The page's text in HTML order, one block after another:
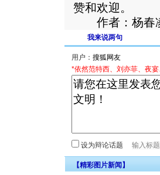
赞和欢迎。
作者：杨春
我来说两句
用户：
*依然范特西、刘亦菲、夜
设为辩论话题
【精彩图片新闻】